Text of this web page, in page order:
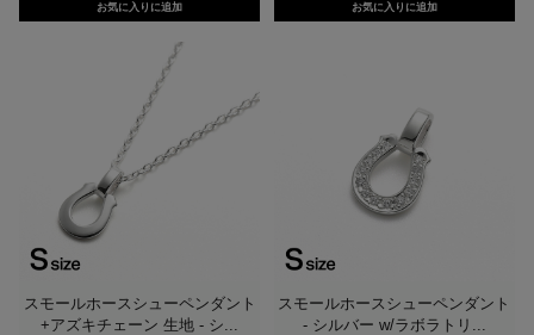
スモールホースシューペンダント
+アズキチェーン 生地 - シ...
スモールホースシューペンダント
- シルバー w/ラボラトリ...